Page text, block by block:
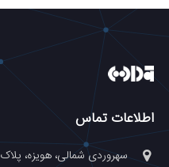
اطلاعات تماس
سهروردی شمالی، هویزه، پلاک 15